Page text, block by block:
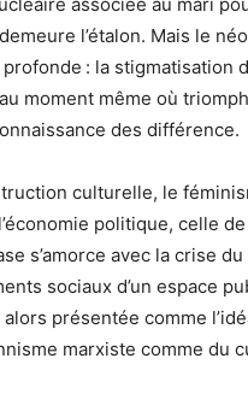
l’étalon. Mais le
: la stigmatisation
moment même où
des différence.
culturelle, le
politique, celle
s’amorce avec la crise
sociaux d’un espace
présentée comme
marxiste comme du